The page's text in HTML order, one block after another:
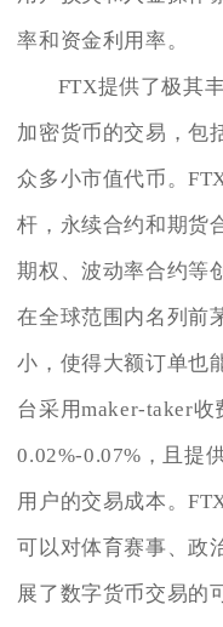
率和资金利用率。
FTX提供了极其
加密货币的交易，包
众多小市值代币。
杆，永续合约和期货
期权、波动率合约等
在全球范围内名列前
小，使得大额订单也
台采用maker-taker收
0.02%-0.07%，且提
用户的交易成本。
可以对体育赛事、政
展了数字货币交易的